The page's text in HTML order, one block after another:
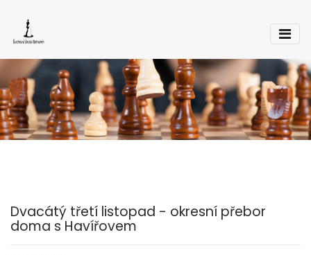
Dvacátý třetí listopad - okresní přebor
doma s Havířovem